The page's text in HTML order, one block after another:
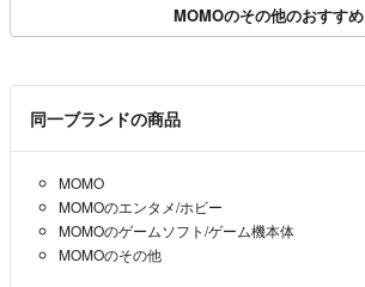
MOMOのその他のおすすめ
同一ブランドの商品
MOMO
MOMOのエンタメ/ホビー
MOMOのゲームソフト/ゲーム機本体
MOMOのその他